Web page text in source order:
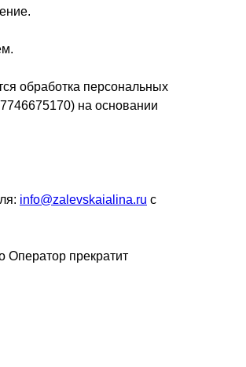
обработка персональных
на основании
info@zalevskaialina.ru с
Оператор прекратит